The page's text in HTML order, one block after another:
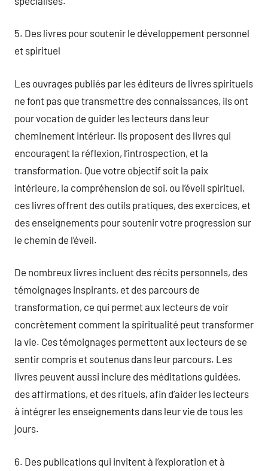
5. Des livres pour soutenir le développement personnel
et spirituel
Les ouvrages publiés par les éditeurs de livres spirituels
ne font pas que transmettre des connaissances, ils ont
pour vocation de guider les lecteurs dans leur
cheminement intérieur. Ils proposent des livres qui
encouragent la réflexion, l’introspection, et la
transformation. Que votre objectif soit la paix
intérieure, la compréhension de soi, ou l’éveil spirituel,
ces livres offrent des outils pratiques, des exercices, et
des enseignements pour soutenir votre progression sur
le chemin de l’éveil.
De nombreux livres incluent des récits personnels, des
témoignages inspirants, et des parcours de
transformation, ce qui permet aux lecteurs de voir
concrètement comment la spiritualité peut transformer
la vie. Ces témoignages permettent aux lecteurs de se
sentir compris et soutenus dans leur parcours. Les
livres peuvent aussi inclure des méditations guidées,
des affirmations, et des rituels, afin d’aider les lecteurs
à intégrer les enseignements dans leur vie de tous les
jours.
6. Des publications qui invitent à l’exploration et à